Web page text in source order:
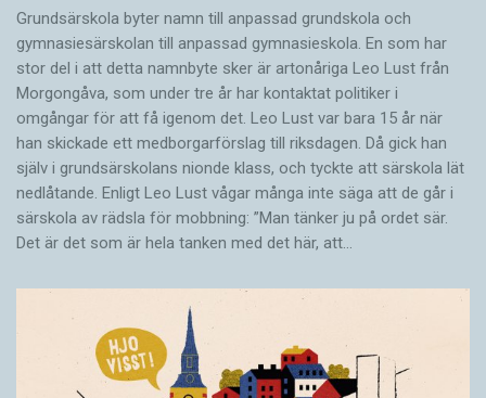
Grundsärskola byter namn till anpassad grundskola och
gymnasiesärskolan till anpassad gymnasieskola. En som har
stor del i att detta namnbyte sker är artonåriga Leo Lust från
Morgongåva, som under tre år har kontaktat politiker i
omgångar för att få igenom det. Leo Lust var bara 15 år när
han skickade ett medborgarförslag till riksdagen. Då gick han
själv i grundsärskolans nionde klass, och tyckte att särskola lät
nedlåtande. Enligt Leo Lust vågar många inte säga att de går i
särskola av rädsla för mobbning: ”Man tänker ju på ordet sär.
Det är det som är hela tanken med det här, att…